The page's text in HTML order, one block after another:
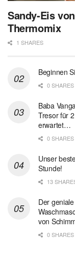
Sandy-Eis
Thermomix
1 SHARES
Beginnen
0 SHARES
Baba
Tresor für
erwartet…
0 SHARES
Unser
Stunde!
13
Der
von
0 SHARES